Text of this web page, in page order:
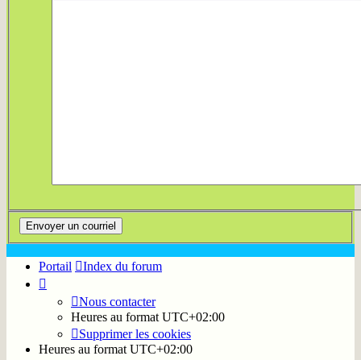
Portail Index du forum
Nous contacter
Heures au format UTC+02:00
Supprimer les cookies
Heures au format UTC+02:00